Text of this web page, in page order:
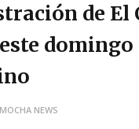
de El
domingo
NEWS